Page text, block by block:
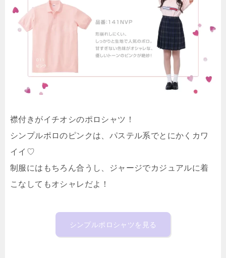
襟付きがイチオシのポロシャツ！
シンプルポロのピンクは、パステル系でとにかくカワ
イイ♡
制服にはもちろん合うし、ジャージでカジュアルに着
こなしてもオシャレだよ！
シンプルポロシャツを見る